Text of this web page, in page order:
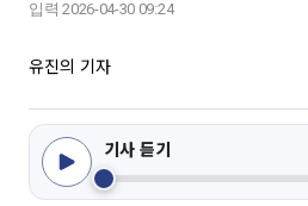
입력 2026-04-30 09:24
유진의 기자
기사 듣기